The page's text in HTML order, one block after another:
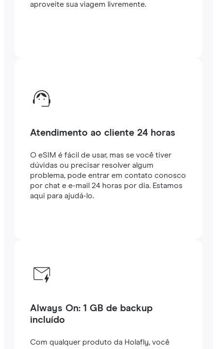
aproveite sua viagem livremente.
Atendimento ao cliente 24 horas
O eSIM é fácil de usar, mas se você tiver
dúvidas ou precisar resolver algum
problema, pode entrar em contato conosco
por chat e e-mail 24 horas por dia. Estamos
aqui para ajudá-lo.
Always On: 1 GB de backup
incluído
Com qualquer produto da Holafly, você